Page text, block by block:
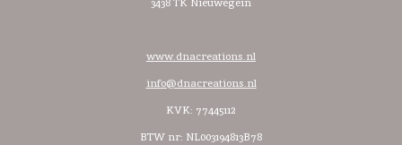
www.dnacreations.nl
info@dnacreations.nl
KVK: 77445112
BTW nr: NL003194813B78